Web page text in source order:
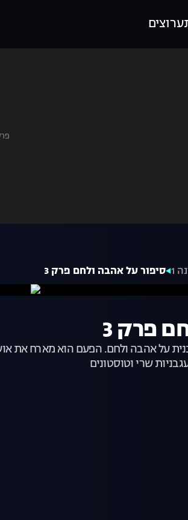
ערוצים
1 סיפור על אהבה ולחם פרק 3
פרק 3
על אהבה ולחם. הפעם הוא מארח את
שרי וטוסטונים